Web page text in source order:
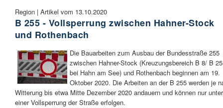
Region | Artikel vom 13.10.2020
B 255 - Vollsperrung zwischen Hahner-Stock
und Rothenbach
Die Bauarbeiten zum Ausbau der Bundesstraße 255
zwischen Hahner-Stock (Kreuzungsbereich B 8/ B
bei Hahn am See) und Rothenbach beginnen am 19.
Oktober 2020. Die Arbeiten an der B 255 werden je
Witterung bis etwa Mitte Dezember 2020 andauern und können nur unter
einer Vollsperrung der Straße erfolgen.